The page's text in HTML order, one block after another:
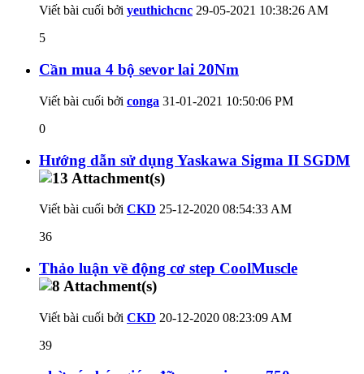
Viết bài cuối bởi yeuthichcnc 29-05-2021 10:38:26 AM
5
Cần mua 4 bộ sevor lai 20Nm
Viết bài cuối bởi conga 31-01-2021 10:50:06 PM
0
Hướng dẫn sử dụng Yaskawa Sigma II SGDM
Viết bài cuối bởi CKD 25-12-2020 08:54:33 AM
36
Thảo luận về động cơ step CoolMuscle
Viết bài cuối bởi CKD 20-12-2020 08:23:09 AM
39